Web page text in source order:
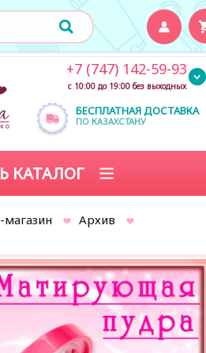
БЕСПЛАТНАЯ ДОСТАВКА
ПО КАЗАХСТАНУ
+7 (747) 142-59-93
с 10:00 до 19:00 без выходных
КАТАЛОГ
Архив